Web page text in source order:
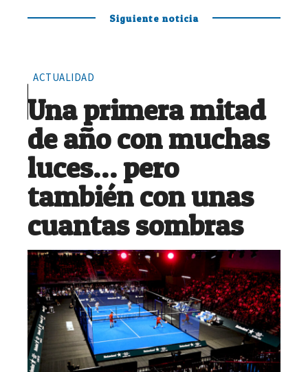
Siguiente noticia
ACTUALIDAD
Una primera mitad
de año con muchas
luces… pero
también con unas
cuantas sombras